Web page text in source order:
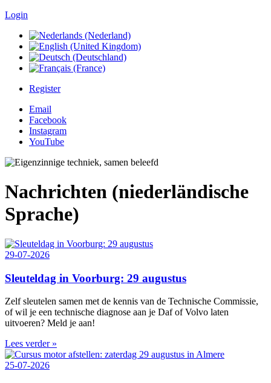
Login
Register
Email
Facebook
Instagram
YouTube
Nachrichten (niederländische
Sprache)
29-07-2026
Sleuteldag in Voorburg: 29 augustus
Zelf sleutelen samen met de kennis van de Technische Commissie,
of wil je een technische diagnose aan je Daf of Volvo laten
uitvoeren? Meld je aan!
Lees verder »
25-07-2026